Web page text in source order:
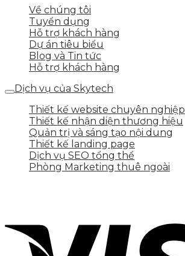
Về chúng tôi
Tuyển dụng
Hỗ trợ khách hàng
Dự án tiêu biểu
Blog và Tin tức
Hỗ trợ khách hàng
Dịch vụ của Skytech
Thiết kế website chuyên nghiệp
Thiết kế nhận diện thương hiệu
Quản trị và sáng tạo nội dung
Thiết kế landing page
Dịch vụ SEO tổng thể
Phòng Marketing thuê ngoài